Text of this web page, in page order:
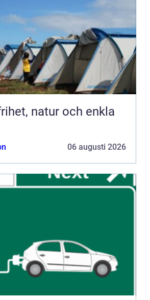
06 augusti 2026